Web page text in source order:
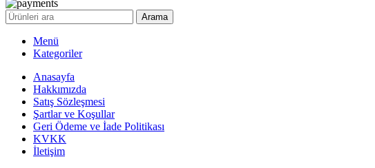
Arama
Menü
Kategoriler
Anasayfa
Hakkımızda
Satış Sözleşmesi
Şartlar ve Koşullar
Geri Ödeme ve İade Politikası
KVKK
İletişim